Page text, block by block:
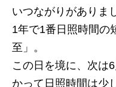
いつながりがありま
1年で1番日照時間の
至」。
この日を境に、次は
かって日照時間は少